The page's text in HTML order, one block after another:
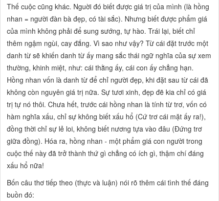
Thế cuộc cũng khác. Nguời đó biết được giá trị của mình (là hồng
nhan = người đàn bà đẹp, có tài sắc). Nhưng biết được phẩm giá
của mình không phải để sung sướng, tự hào. Trái lại, biết chỉ
thêm ngậm ngùi, cay đắng. Vì sao như vậy? Từcái đặt trước một
danh từ sẽ khiến danh từ ấy mang sắc thái ngữ nghĩa của sự xem
thường, khinh miệt, như: cái thằng ấy, cái con ấy chẳng hạn.
Hồng nhan vốn là danh từ để chỉ người đẹp, khi đặt sau từcái đã
không còn nguyên giá trị nữa. Sự tươi xinh, đẹp đẽ kia chỉ có giá
trị tự nó thôi. Chưa hết, trướccái hồng nhan là tính từtrơ, vốn có
hàm nghĩa xấu, chỉ sự không biết xấu hổ (Cứ trơ cái mặt ấy ra!),
đồng thời chỉ sự lẻ loi, không biết nương tựa vào đâu (Đứng trơ
giữa đồng). Hóa ra, hồng nhan - một phẩm giá con người trong
cuộc thế này đã trở thành thứ gì chẳng có ích gì, thậm chí đáng
xấu hổ nữa!
Bốn câu thơ tiếp theo (thực và luận) nói rõ thêm cái tình thế đáng
buồn đó: